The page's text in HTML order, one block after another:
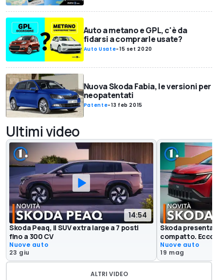
Auto a metano e GPL, c'è da
fidarsi a comprarle usate?
Auto Usate-15 set 2020
Nuova Skoda Fabia, le versioni per
neopatentati
Patente-13 feb 2015
Ultimi video
14:54
Skoda Peaq, il SUV extra large a 7 posti
fino a 300 CV
Nuove auto
23 giu
Skoda presenta
compatto. Ecco
Nuove auto
19 mag
ALTRI VIDEO